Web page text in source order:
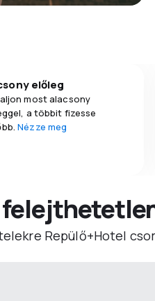
előleg
most alacsony
a többit fizesse
Nézze meg
Repülő+Hotel